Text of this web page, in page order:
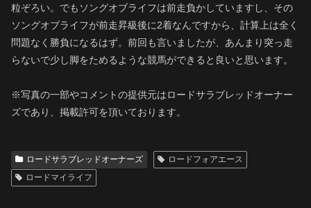
粒ぞろい。でもソングオブライフは前走負かしていますし、その
ソングオブライフが前走昇級後に2着なんですから、計算上は全く
問題なく勝負になるはず。前回も言いましたが、あんまり突っ走
らないで少し脚をためるような競馬ができると良いと思います。
※写真の一部やコメントの提供元はロードサラブレッドオーナー
ズであり、掲載許可を頂いております。
ロードサラブレッドオーナーズ
ロードフォアエース
ロードマイライフ